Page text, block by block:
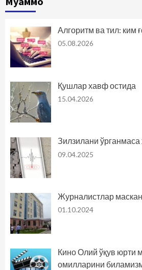
Алгоритм ва тил: ким
05.08.2026
Қушлар хавф остида
15.04.2026
Зилзилани
09.04.2025
Журналистлар
01.10.2024
Кино Олий ўқув юрти
омилларини